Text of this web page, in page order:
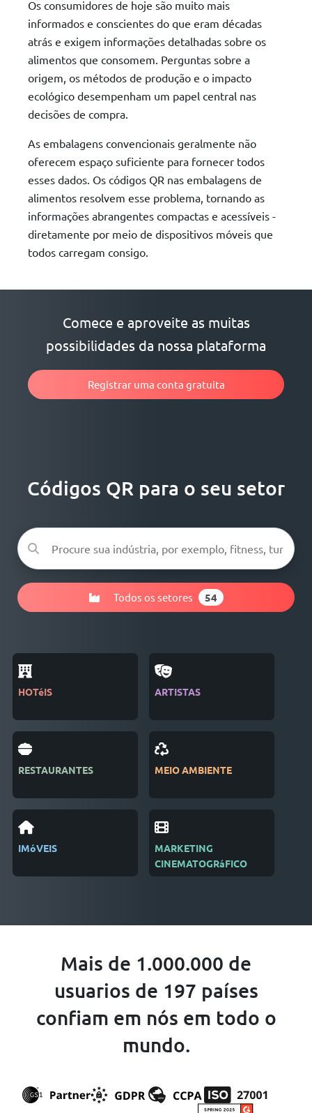
Os consumidores de hoje são muito mais
informados e conscientes do que eram décadas
atrás e exigem informações detalhadas sobre os
alimentos que consomem. Perguntas sobre a
origem, os métodos de produção e o impacto
ecológico desempenham um papel central nas
decisões de compra.
As embalagens convencionais geralmente não
oferecem espaço suficiente para fornecer todos
esses dados. Os códigos QR nas embalagens de
alimentos resolvem esse problema, tornando as
informações abrangentes compactas e acessíveis -
diretamente por meio de dispositivos móveis que
todos carregam consigo.
Comece e aproveite as muitas
possibilidades da nossa plataforma
Registrar uma conta gratuita
Códigos QR para o seu setor
Todos os setores 54
HOTéIS
RESTAURANTES
IMóVEIS
ARTISTAS
MEIO AMBIENTE
MARKETING
CINEMATOGRáFICO
Mais de 1.000.000 de
usuarios de 197 países
confiam em nós em todo o
mundo.